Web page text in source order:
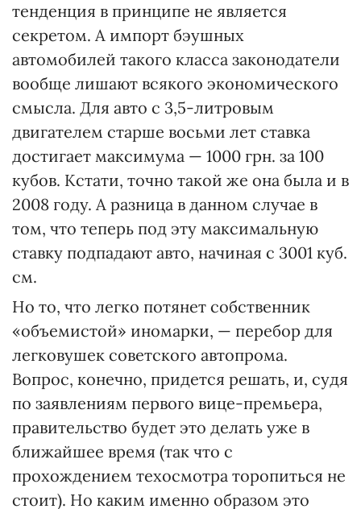
тенденция в принципе не является
секретом. А импорт бэушных
автомобилей такого класса законодатели
вообще лишают всякого экономического
смысла. Для авто с 3,5-литровым
двигателем старше восьми лет ставка
достигает максимума — 1000 грн. за 100
кубов. Кстати, точ­но такой же она была и в
2008 году. А разница в данном случае в
том, что теперь под эту максимальную
ставку подпа­дают авто, начиная с 3001 куб.
см.
Но то, что легко потянет собственник
«объемистой» иномарки, — перебор для
легковушек советского автопрома.
Вопрос, конечно, придется решать, и, судя
по заявлениям первого вице-премьера,
правительство будет это делать уже в
ближайшее время (так что с
прохождением техосмотра торопиться не
стоит). Но каким именно образом это